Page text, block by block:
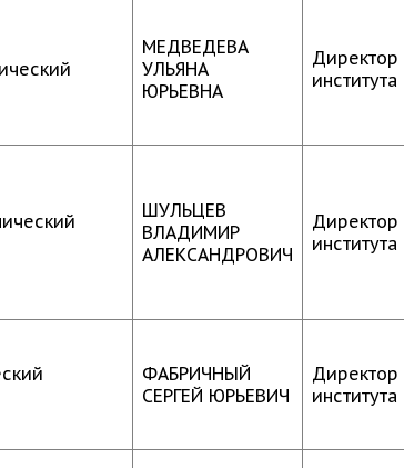
МЕДВЕДЕВА
УЛЬЯНА
ЮРЬЕВНА
Директор
института
ШУЛЬЦЕВ
ВЛАДИМИР
АЛЕКСАНДРОВИЧ
Директор
института
ФАБРИЧНЫЙ
СЕРГЕЙ ЮРЬЕВИЧ
Директор
института